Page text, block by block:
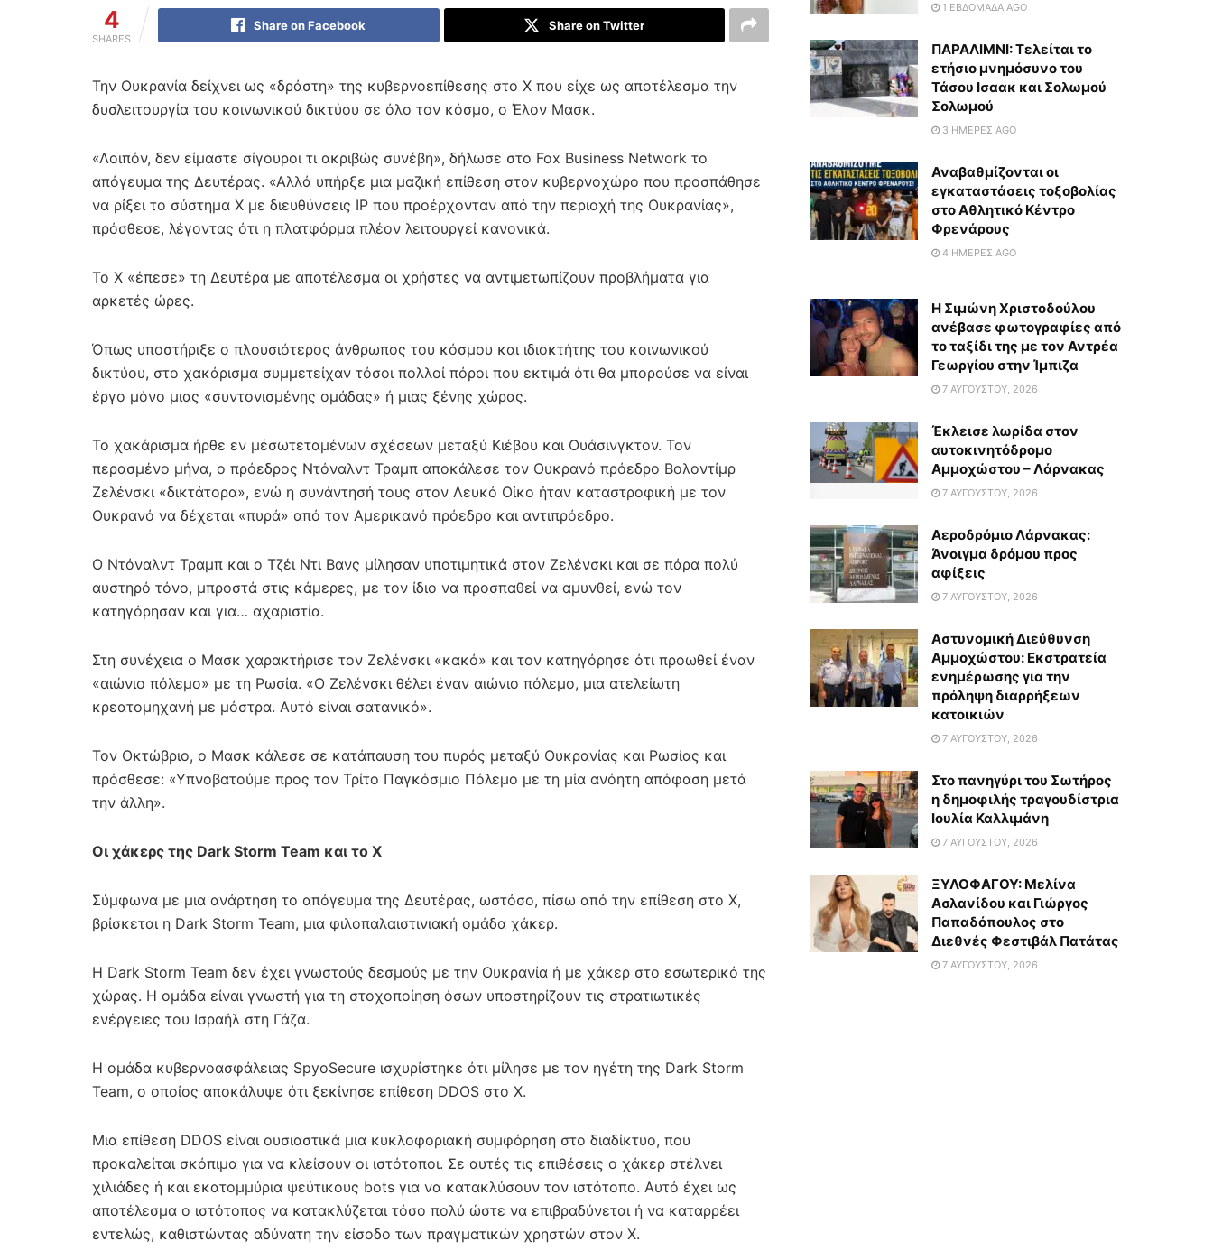
4
SHARES
Share on Facebook Share on Twitter
Την Ουκρανία δείχνει ως «δράστη» της κυβερνοεπίθεσης στο X που είχε ως αποτέλεσμα την
δυσλειτουργία του κοινωνικού δικτύου σε όλο τον κόσμο, ο Έλον Μασκ.
«Λοιπόν, δεν είμαστε σίγουροι τι ακριβώς συνέβη», δήλωσε στο Fox Business Network το
απόγευμα της Δευτέρας. «Αλλά υπήρξε μια μαζική επίθεση στον κυβερνοχώρο που προσπάθησε
να ρίξει το σύστημα X με διευθύνσεις IP που προέρχονταν από την περιοχή της Ουκρανίας»,
πρόσθεσε, λέγοντας ότι η πλατφόρμα πλέον λειτουργεί κανονικά.
Το X «έπεσε» τη Δευτέρα με αποτέλεσμα οι χρήστες να αντιμετωπίζουν προβλήματα για
αρκετές ώρες.
Όπως υποστήριξε ο πλουσιότερος άνθρωπος του κόσμου και ιδιοκτήτης του κοινωνικού
δικτύου, στο χακάρισμα συμμετείχαν τόσοι πολλοί πόροι που εκτιμά ότι θα μπορούσε να είναι
έργο μόνο μιας «συντονισμένης ομάδας» ή μιας ξένης χώρας.
Το χακάρισμα ήρθε εν μέσωτεταμένων σχέσεων μεταξύ Κιέβου και Ουάσινγκτον. Τον
περασμένο μήνα, ο πρόεδρος Ντόναλντ Τραμπ αποκάλεσε τον Ουκρανό πρόεδρο Βολοντίμρ
Ζελένσκι «δικτάτορα», ενώ η συνάντησή τους στον Λευκό Οίκο ήταν καταστροφική με τον
Ουκρανό να δέχεται «πυρά» από τον Αμερικανό πρόεδρο και αντιπρόεδρο.
Ο Ντόναλντ Τραμπ και ο Τζέι Ντι Βανς μίλησαν υποτιμητικά στον Ζελένσκι και σε πάρα πολύ
αυστηρό τόνο, μπροστά στις κάμερες, με τον ίδιο να προσπαθεί να αμυνθεί, ενώ τον
κατηγόρησαν και για… αχαριστία.
Στη συνέχεια ο Μασκ χαρακτήρισε τον Ζελένσκι «κακό» και τον κατηγόρησε ότι προωθεί έναν
«αιώνιο πόλεμο» με τη Ρωσία. «Ο Ζελένσκι θέλει έναν αιώνιο πόλεμο, μια ατελείωτη
κρεατομηχανή με μόστρα. Αυτό είναι σατανικό».
Τον Οκτώβριο, ο Μασκ κάλεσε σε κατάπαυση του πυρός μεταξύ Ουκρανίας και Ρωσίας και
πρόσθεσε: «Υπνοβατούμε προς τον Τρίτο Παγκόσμιο Πόλεμο με τη μία ανόητη απόφαση μετά
την άλλη».
Οι χάκερς της Dark Storm Team και το X
Σύμφωνα με μια ανάρτηση το απόγευμα της Δευτέρας, ωστόσο, πίσω από την επίθεση στο X,
βρίσκεται η Dark Storm Team, μια φιλοπαλαιστινιακή ομάδα χάκερ.
Η Dark Storm Team δεν έχει γνωστούς δεσμούς με την Ουκρανία ή με χάκερ στο εσωτερικό της
χώρας. Η ομάδα είναι γνωστή για τη στοχοποίηση όσων υποστηρίζουν τις στρατιωτικές
ενέργειες του Ισραήλ στη Γάζα.
Η ομάδα κυβερνοασφάλειας SpyoSecure ισχυρίστηκε ότι μίλησε με τον ηγέτη της Dark Storm
Team, ο οποίος αποκάλυψε ότι ξεκίνησε επίθεση DDOS στο X.
Μια επίθεση DDOS είναι ουσιαστικά μια κυκλοφοριακή συμφόρηση στο διαδίκτυο, που
προκαλείται σκόπιμα για να κλείσουν οι ιστότοποι. Σε αυτές τις επιθέσεις ο χάκερ στέλνει
χιλιάδες ή και εκατομμύρια ψεύτικους bots για να κατακλύσουν τον ιστότοπο. Αυτό έχει ως
αποτέλεσμα ο ιστότοπος να κατακλύζεται τόσο πολύ ώστε να επιβραδύνεται ή να καταρρέει
εντελώς, καθιστώντας αδύνατη την είσοδο των πραγματικών χρηστών στον Χ.
1 ΕΒΔΟΜΆΔΑ AGO
ΠΑΡΑΛΙΜΝΙ: Τελείται το
ετήσιο μνημόσυνο του
Τάσου Ισαακ και Σολωμού
Σολωμού
3 ΗΜΈΡΕΣ AGO
Αναβαθμίζονται οι
εγκαταστάσεις τοξοβολίας
στο Αθλητικό Κέντρο
Φρενάρους
4 ΗΜΈΡΕΣ AGO
Η Σιμώνη Χριστοδούλου
ανέβασε φωτογραφίες από
το ταξίδι της με τον Αντρέα
Γεωργίου στην Ίμπιζα
7 ΑΥΓΟΎΣΤΟΥ, 2026
Έκλεισε λωρίδα στον
αυτοκινητόδρομο
Αμμοχώστου – Λάρνακας
7 ΑΥΓΟΎΣΤΟΥ, 2026
Αεροδρόμιο Λάρνακας:
Άνοιγμα δρόμου προς
αφίξεις
7 ΑΥΓΟΎΣΤΟΥ, 2026
Αστυνομική Διεύθυνση
Αμμοχώστου: Εκστρατεία
ενημέρωσης για την
πρόληψη διαρρήξεων
κατοικιών
7 ΑΥΓΟΎΣΤΟΥ, 2026
Στο πανηγύρι του Σωτήρος
η δημοφιλής τραγουδίστρια
Ιουλία Καλλιμάνη
7 ΑΥΓΟΎΣΤΟΥ, 2026
ΞΥΛΟΦΑΓΟΥ: Μελίνα
Ασλανίδου και Γιώργος
Παπαδόπουλος στο
Διεθνές Φεστιβάλ Πατάτας
7 ΑΥΓΟΎΣΤΟΥ, 2026